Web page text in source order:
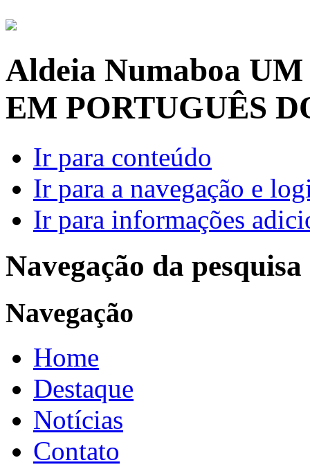
Aldeia Numaboa UM
EM PORTUGUÊS
Ir para conteúdo
Ir para a navegação e
Ir para informações
Navegação da pesquisa
Navegação
Home
Destaque
Notícias
Contato